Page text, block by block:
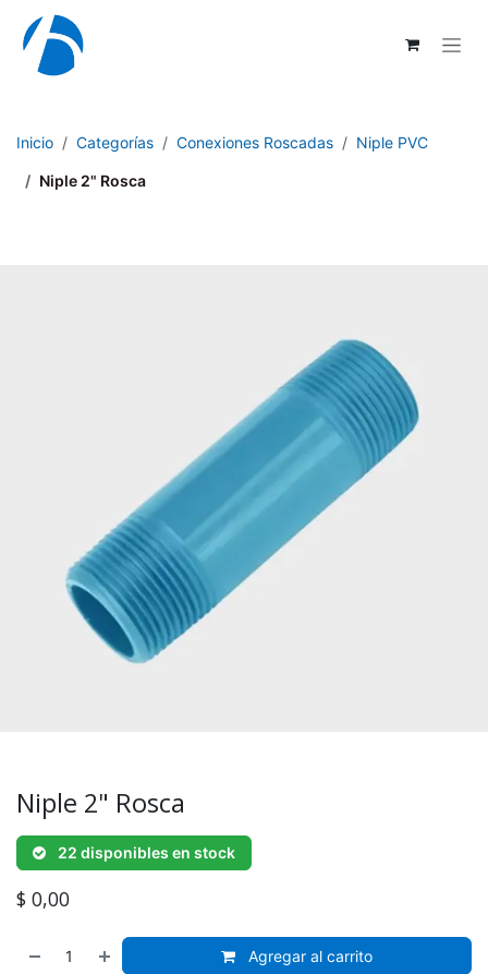
Ir al contenido
Inicio Categorías Conexiones Roscadas Niple PVC
Niple 2" Rosca
Niple 2" Rosca
22 disponibles en stock
$ 0,00
Agregar al carrito